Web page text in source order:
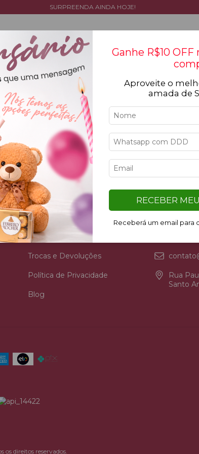
SURPREENDA AINDA HOJE!
flores Cestas Coleção
para sua pesquisa. Por favor, tente com
Institucional
Quem Somos
Seja Nosso Parceiro
Trocas e Devoluções
Política de Privacidade
Blog
Entre
Rua
Santo
direitos reservados.
Ganhe R$10
Aproveite o
amada de
RECEBER
Receberá um email para